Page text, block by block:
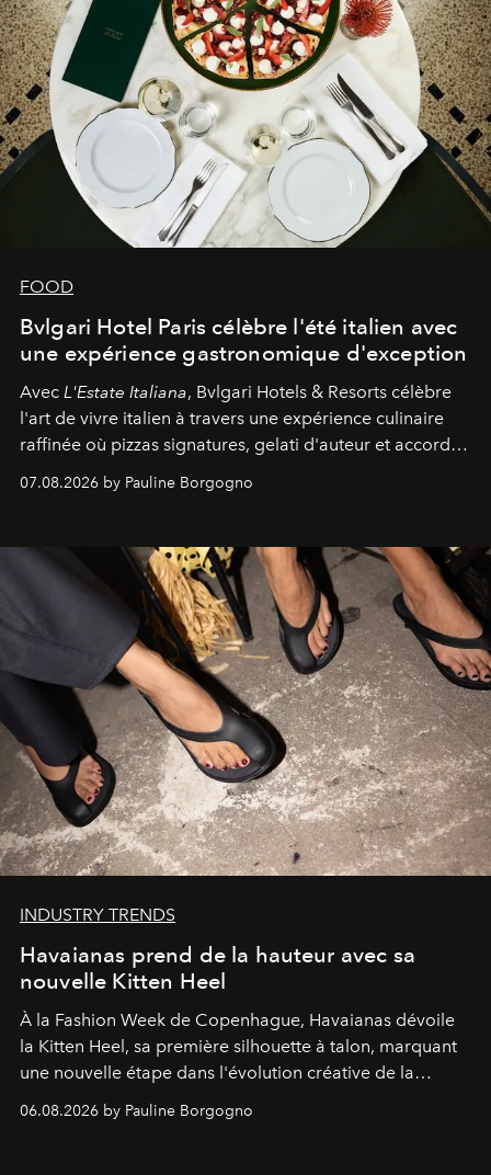
FOOD
Bvlgari Hotel Paris célèbre l'été italien avec
une expérience gastronomique d'exception
Avec L'Estate Italiana, Bvlgari Hotels & Resorts célèbre
l'art de vivre italien à travers une expérience culinaire
raffinée où pizzas signatures, gelati d'auteur et accords
d'exception composent un véritable voyage sensoriel.
07.08.2026 by Pauline Borgogno
INDUSTRY TRENDS
Havaianas prend de la hauteur avec sa
nouvelle Kitten Heel
À la Fashion Week de Copenhague, Havaianas dévoile
la Kitten Heel, sa première silhouette à talon, marquant
une nouvelle étape dans l'évolution créative de la
06.08.2026 by Pauline Borgogno